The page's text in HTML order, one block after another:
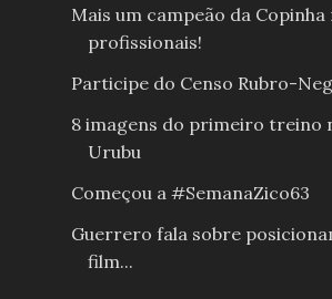
Mais um campeão da Copinha
profissionais!
Participe do Censo Rubro-
8 imagens do primeiro treino
Urubu
Começou a #SemanaZico63
Guerrero fala sobre
film...